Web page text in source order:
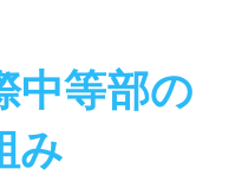
中等部の
み